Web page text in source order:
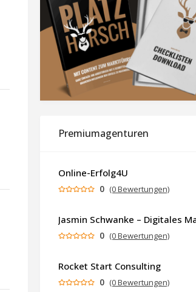
Premiumagenturen
Online-Erfolg4U
0 (0 Bewertungen)
0 (0 Bewertungen)
Rocket Start Consulting
0 (0 Bewertungen)